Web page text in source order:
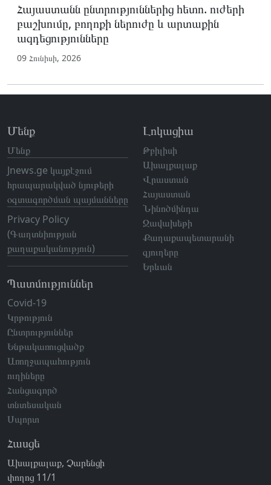
Հայաստանն ընտրություններից հետո. ուժերի
բաշխումը, բողոքի ներուժը և արտաքին
ազդեցությունները
09 Հունիսի, 2026
Մենք
Մենք
Jnews.ge կայքէջում
հրապարակված նյութերի
օգտագործման պայմանները
Privacy Policy
(Գաղտնիության
քաղաքականություն)
Պատմություններ
Covid-19
Կրթություն
Ընտրություններ
Ենթակառուցվածք
Առողջապահություն
ուղիները
Հանցագործ
տնտեսական
Սպորտ
Լոկացիա
Թբիլիսի
Ախալքալաք
Վրաստան
Հայաստան
Նինոծմինդա
Ջավախեթի
Քաղաքապետարանի
գյուղերը
Երևան
Հասցե
Ախալքալաք, Չարենցի
փողոց 11/1